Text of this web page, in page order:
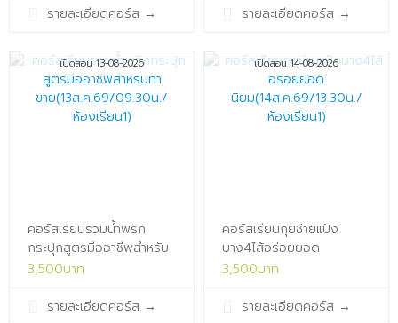
รายละเอียดคอร์ส →
อาชีพ(13ส.ค.69/13.30น./
รายละเอียดคอร์ส →
เปิดสอน 13-08-2026
คอร์สเรียนรวมน้ำพริก
กระปุกสูตรมืออาชีพสำหรับ
ทำขาย(13ส.ค.69/09.30น./
3,500บาท
รายละเอียดคอร์ส →
เปิดสอน 14-08-2026
คอร์สเรียนกุยช่ายแป้ง
บาง4ไส้อร่อยยอด
นิยม(14ส.ค.69/13.30น./
3,500บาท
รายละเอียดคอร์ส →